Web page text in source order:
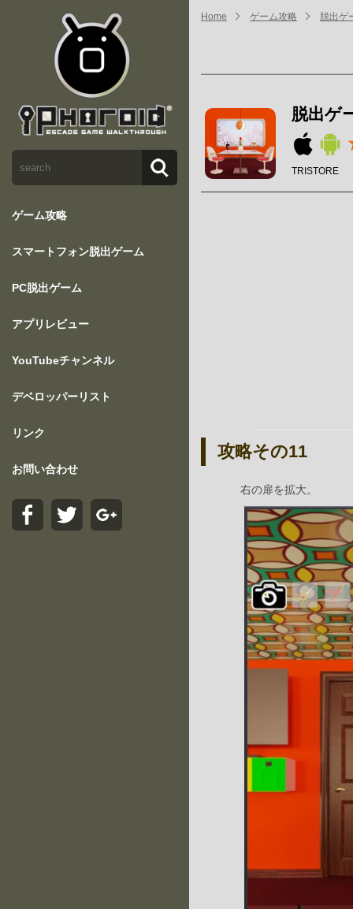
ゲーム攻略
スマートフォン脱出ゲーム
PC脱出ゲーム
アプリレビュー
YouTubeチャンネル
デベロッパーリスト
リンク
お問い合わせ
Home ゲーム攻略 脱出ゲ
脱出ゲ
TRISTORE
攻略その11
右の扉を拡大。